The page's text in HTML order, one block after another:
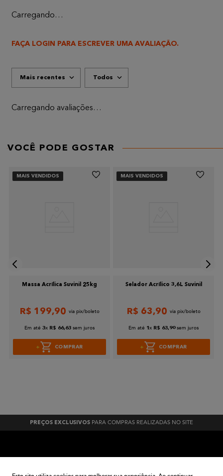
Carregando…
FAÇA LOGIN PARA ESCREVER UMA AVALIAÇÃO.
Mais recentes Todos
Carregando avaliações…
VOCÊ PODE GOSTAR
MAIS VENDIDOS
Massa Acrílica Suvinil 25kg
R$ 199,90
Em até 3x R$ 66,63 sem juros
COMPRAR
MAIS VENDIDOS
Selador Acrílico 3,6L Suvinil
R$ 63,90
Em até 1 x R$ 63,90 sem juros
COMPRAR
PREÇOS EXCLUSIVOS PARA COMPRAS REALIZADAS NO SITE